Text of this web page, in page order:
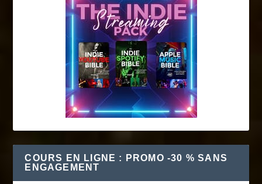
COURS EN LIGNE : PROMO -30 % SANS
ENGAGEMENT